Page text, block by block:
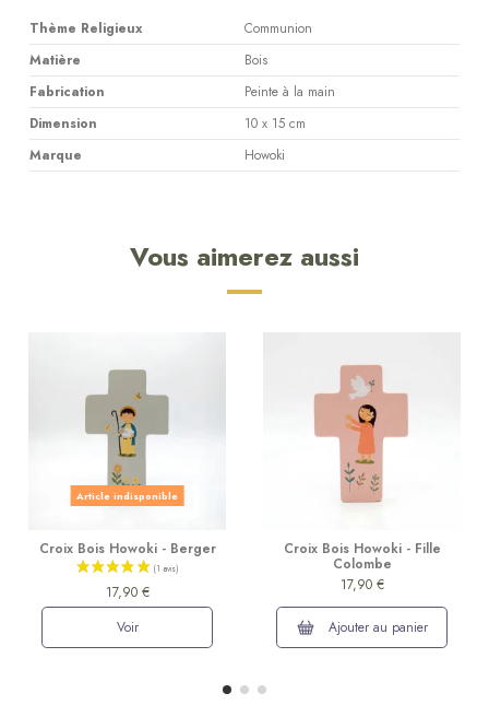
Thème Religieux
Communion
Matière
Bois
Fabrication
Peinte à la main
Dimension
10 x 15 cm
Marque
Howoki
Vous aimerez aussi
Article indisponible
Croix Bois Howoki - Berger
17,90 €
Voir
Croix Bois Howoki - Fille
Colombe
17,90 €
Ajouter au panier